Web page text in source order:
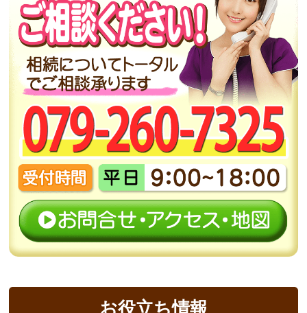
お役立ち情報